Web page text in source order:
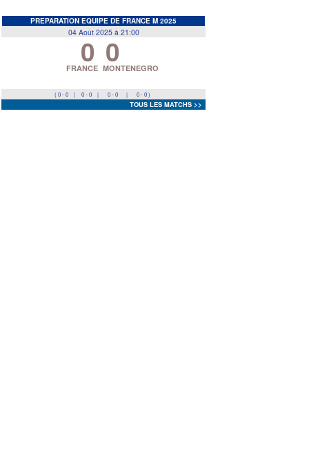
PREPARATION EQUIPE DE FRANCE M 2025
04 Août 2025 à 21:00
0
FRANCE 0
MONTENEGRO
( 0 - 0 | 0 - 0 | 0 - 0 | 0 - 0 )
TOUS LES MATCHS >>